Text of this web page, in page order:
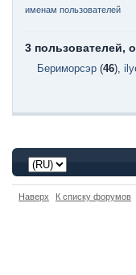
именам пользователей
3 пользователей,
Бериморсэр (46),
Наверх К списку форумов